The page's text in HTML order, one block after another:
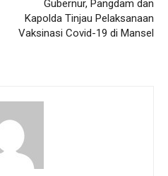
Gubernur, Pangdam dan
Kapolda Tinjau Pelaksanaan
Vaksinasi Covid-19 di Mansel